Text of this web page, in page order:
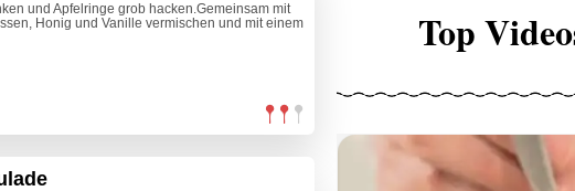
und Apfelringe grob hacken.Gemeinsam mit
Honig und Vanille vermischen und mit einem
Top